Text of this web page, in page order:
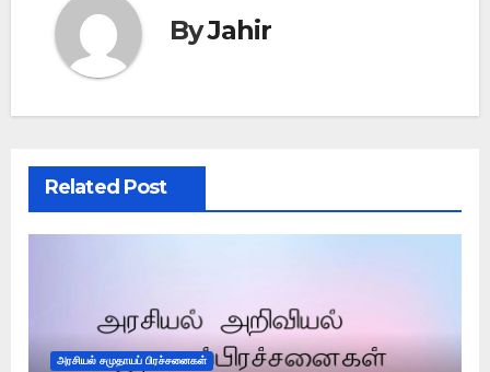
ByJahir
Related Post
அரசியல் சமுதாயப் பிரச்சனைகள்